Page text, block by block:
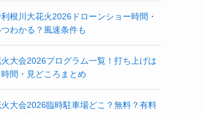
根川大花火2026ドローンショー時間・
わかる？風速条件も
大会2026プログラム一覧！打ち上げは
間・見どころまとめ
大会2026臨時駐車場どこ？無料？有料